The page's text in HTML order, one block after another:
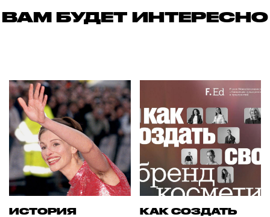
ВАМ БУДЕТ ИНТЕРЕСНО
ИСТОРИЯ
КАК СОЗДАТЬ